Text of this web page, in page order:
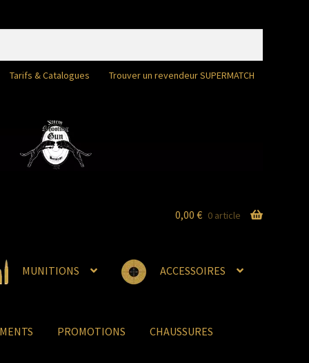
Tarifs & Catalogues Trouver un revendeur SUPERMATCH
MUNITIONS ACCESSOIRES
PROMOTIONS CHAUSSURES
0,00 € 0 article